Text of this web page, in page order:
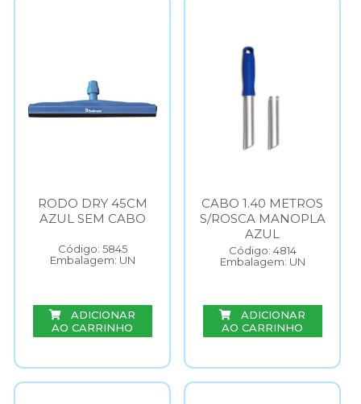
RODO DRY 45CM
AZUL SEM CABO
Código: 5845
Embalagem: UN
ADICIONAR
AO CARRINHO
CABO 1.40 METROS
S/ROSCA MANOPLA
AZUL
Código: 4814
Embalagem: UN
ADICIONAR
AO CARRINHO